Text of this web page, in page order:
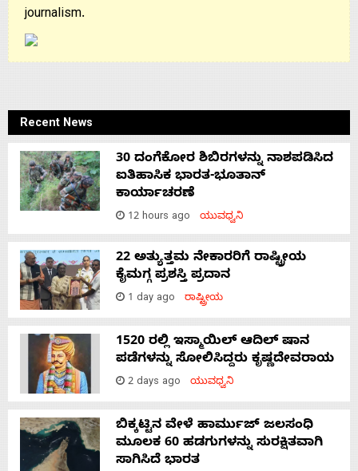
journalism.
Recent News
30 ದಂಗೆಕೋರ ಶಿಬಿರಗಳನ್ನು ನಾಶಪಡಿಸಿದ
ಐತಿಹಾಸಿಕ ಭಾರತ-ಭೂತಾನ್
ಕಾರ್ಯಾಚರಣೆ
12 hours ago ಯುವಧ್ವನಿ
22 ಅತ್ಯುತ್ತಮ ನೇಕಾರರಿಗೆ ರಾಷ್ಟ್ರೀಯ
ಕೈಮಗ್ಗ ಪ್ರಶಸ್ತಿ ಪ್ರದಾನ
1 day ago ರಾಷ್ಟ್ರೀಯ
1520 ರಲ್ಲಿ ಇಸ್ಮಾಯಿಲ್ ಆದಿಲ್ ಷಾನ
ಪಡೆಗಳನ್ನು ಸೋಲಿಸಿದ್ದರು ಕೃಷ್ಣದೇವರಾಯ
2 days ago ಯುವಧ್ವನಿ
ಬಿಕ್ಕಟ್ಟಿನ ವೇಳೆ ಹಾರ್ಮುಜ್ ಜಲಸಂಧಿ
ಮೂಲಕ 60 ಹಡಗುಗಳನ್ನು ಸುರಕ್ಷಿತವಾಗಿ
ಸಾಗಿಸಿದೆ ಭಾರತ